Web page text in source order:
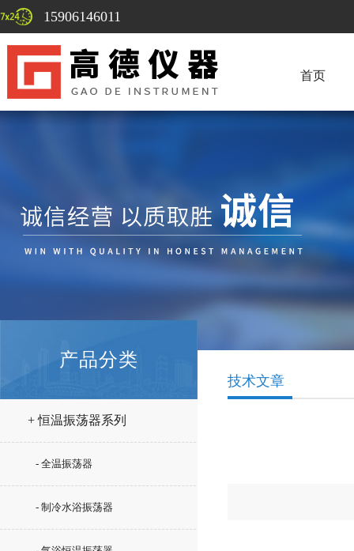
15906146011
首页
产品分类
+ 恒温振荡器系列
- 全温振荡器
- 制冷水浴振荡器
技术文章